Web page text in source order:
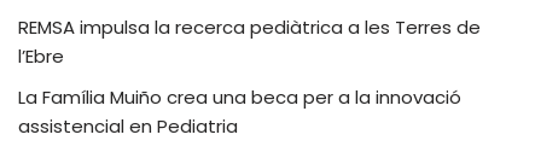
REMSA impulsa la recerca pediàtrica a les Terres de
l’Ebre
La Família Muiño crea una beca per a la innovació
assistencial en Pediatria